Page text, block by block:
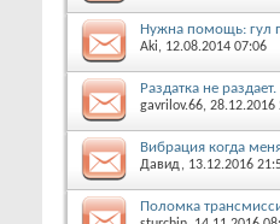
Нужна помощь: гул
Aki, 12.08.2014 07:06
Раздатка не раздает.
gavrilov.66, 28.12.2016
Вибрация когда
Давид, 13.12.2016
Поломка